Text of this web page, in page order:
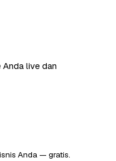
live dan
Anda — gratis.